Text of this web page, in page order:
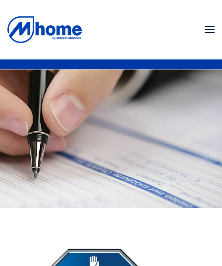
Ir al contenido principal